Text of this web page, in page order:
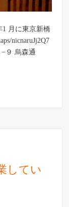
1 月に東京新橋
nicnaruJj2Q7
９ 烏森通
してい